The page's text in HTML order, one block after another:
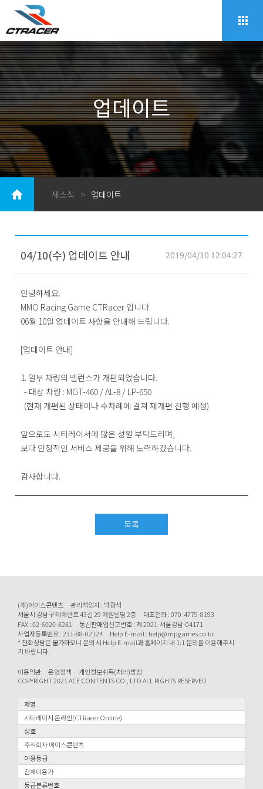
업데이트
새소식 > 업데이트
04/10(수) 업데이트 안내 2019/04/10 12:04:27
안녕하세요.
MMO Racing Game CTRacer 입니다.
06월 10일 업데이트 사항을 안내해 드립니다.
[업데이트 안내]
1. 일부 차량의 밸런스가 개편되었습니다.
- 대상 차량 : MGT-460 / AL-8 / LP-650
(현재 개편된 상태이나 수차례에 걸쳐 재개편 진행 예정)
앞으로도 시티레이서에 많은 성원 부탁드리며,
보다 안정적인 서비스 제공을 위해 노력하겠습니다.
감사합니다.
목록
(주)에이스콘텐츠
관리책임자 : 박광석
서울시 강남구 테헤란로 43길 29 예원빌딩 2층
대표전화 : 070-4779-8193
FAX : 02-6020-8281
통신판매업신고번호 : 제 2021-서울강남-04171
사업자등록번호 : 231-88-02124
Help E-mail : help@mpgames.co.kr
* 전화상담은 불가하오니 문의 시 Help E-mail과 홈페이지 내 1:1 문의를 이용해주시
기 바랍니다.
이용약관 운영정책
개인정보취득(처리)방침
COPYRIGHT 2021 ACE CONTENTS CO., LTD ALL RIGHTS RESERVED
제명
시티레이서 온라인(CTRacer Online)
상호
주식회사 에이스콘텐츠
이용등급
전체이용가
등급분류번호